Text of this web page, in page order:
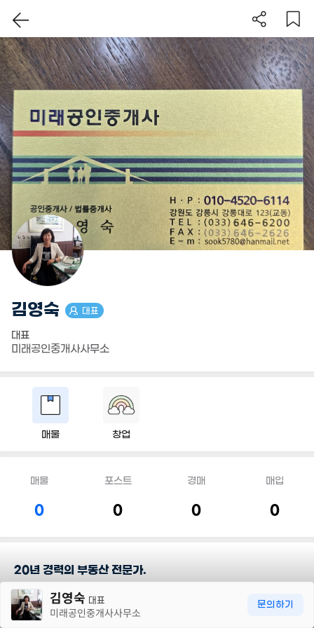
김영숙 대표
대표
미래공인중개사사무소
매물 창업
매물
0
포스트
0
경매
0
매입
0
20년 경력의 부동산 전문가.
담당지역김영숙 대표
미래공인중개사사무소
문의하기